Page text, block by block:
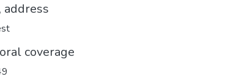
address
coverage